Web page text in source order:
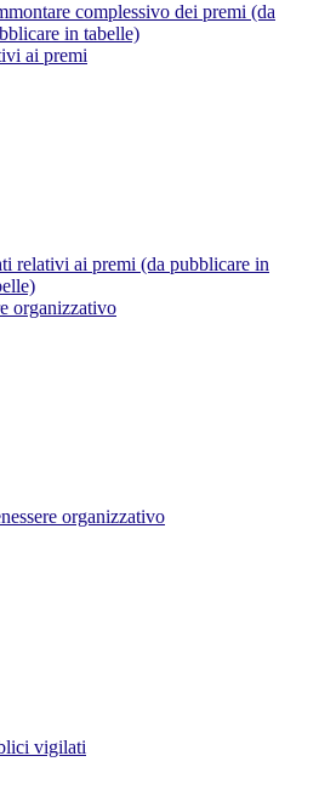
complessivo dei premi (da
in tabelle)
ai premi
relativi ai premi (da pubblicare in
organizzativo
organizzativo
vigilati